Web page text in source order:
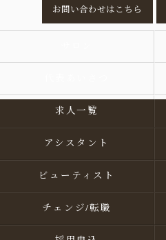
お問い合わせはこちら
求人一覧
アシスタント
ビューティスト
チェンジ/転職